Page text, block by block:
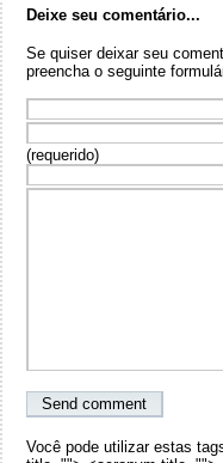
Deixe seu comentário...
Se quiser deixar seu
preencha o seguinte
(requerido)
Você pode utilizar estas